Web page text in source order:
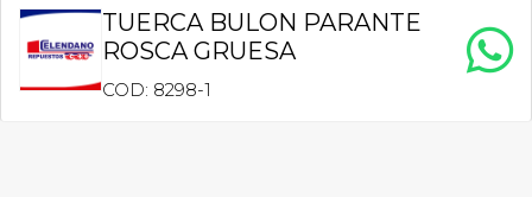
TUERCA BULON PARANTE
ROSCA GRUESA
COD: 8298-1